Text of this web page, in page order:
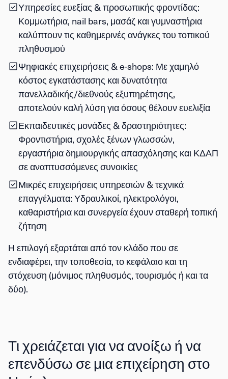
Υπηρεσίες ευεξίας & προσωπικής φροντίδας:
Κομμωτήρια, nail bars, μασάζ και γυμναστήρια
καλύπτουν τις καθημερινές ανάγκες του τοπικού
πληθυσμού
Ψηφιακές επιχειρήσεις & e-shops: Με χαμηλό
κόστος εγκατάστασης και δυνατότητα
πανελλαδικής/διεθνούς εξυπηρέτησης,
αποτελούν καλή λύση για όσους θέλουν ευελιξία
Εκπαιδευτικές μονάδες & δραστηριότητες:
Φροντιστήρια, σχολές ξένων γλωσσών,
εργαστήρια δημιουργικής απασχόλησης και ΚΔΑΠ
σε αναπτυσσόμενες συνοικίες
Μικρές επιχειρήσεις υπηρεσιών & τεχνικά
επαγγέλματα: Υδραυλικοί, ηλεκτρολόγοι,
καθαριστήρια και συνεργεία έχουν σταθερή τοπική
ζήτηση
Η επιλογή εξαρτάται από τον κλάδο που σε
ενδιαφέρει, την τοποθεσία, το κεφάλαιο και τη
στόχευση (μόνιμος πληθυσμός, τουρισμός ή και τα
δύο).
Τι χρειάζεται για να ανοίξω ή να
επενδύσω σε μια επιχείρηση στο